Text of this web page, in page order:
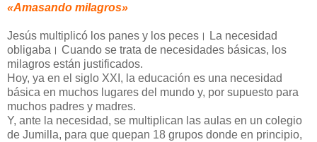
«Amasando milagros»
Jesús multiplicó los panes y los peces। La necesidad
obligaba। Cuando se trata de necesidades básicas, los
milagros están justificados.
Hoy, ya en el siglo XXI, la educación es una necesidad
básica en muchos lugares del mundo y, por supuesto para
muchos padres y madres.
Y, ante la necesidad, se multiplican las aulas en un colegio
de Jumilla, para que quepan 18 grupos donde en principio,